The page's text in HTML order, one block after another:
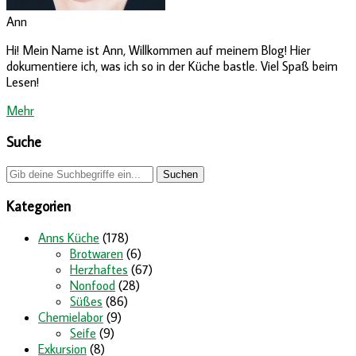
Ann
Hi! Mein Name ist Ann, Willkommen auf meinem Blog! Hier
dokumentiere ich, was ich so in der Küche bastle. Viel Spaß beim
Lesen!
Mehr
Suche
Kategorien
Anns Küche (178)
Brotwaren (6)
Herzhaftes (67)
Nonfood (28)
Süßes (86)
Chemielabor (9)
Seife (9)
Exkursion (8)